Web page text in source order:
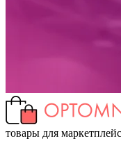
товары для